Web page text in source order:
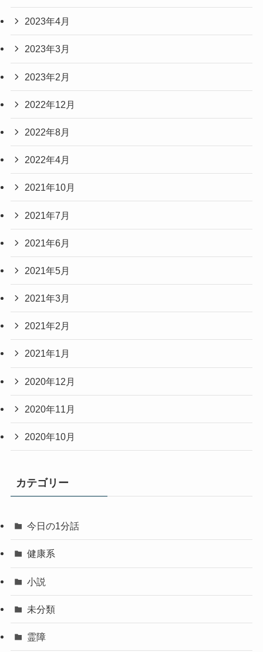
2023年4月
2023年3月
2023年2月
2022年12月
2022年8月
2022年4月
2021年10月
2021年7月
2021年6月
2021年5月
2021年3月
2021年2月
2021年1月
2020年12月
2020年11月
2020年10月
カテゴリー
今日の1分話
健康系
小説
未分類
霊障